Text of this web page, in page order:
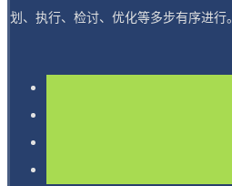
划、执行、检讨、优化等多步有序进行。